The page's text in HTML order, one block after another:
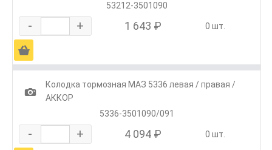
53212-3501090
- + 1 643 ₽ 0 шт.
Ä
1
Колодка тормозная МАЗ 5336 левая / правая /
АККОР
5336-3501090/091
- + 4 094 ₽ 0 шт.